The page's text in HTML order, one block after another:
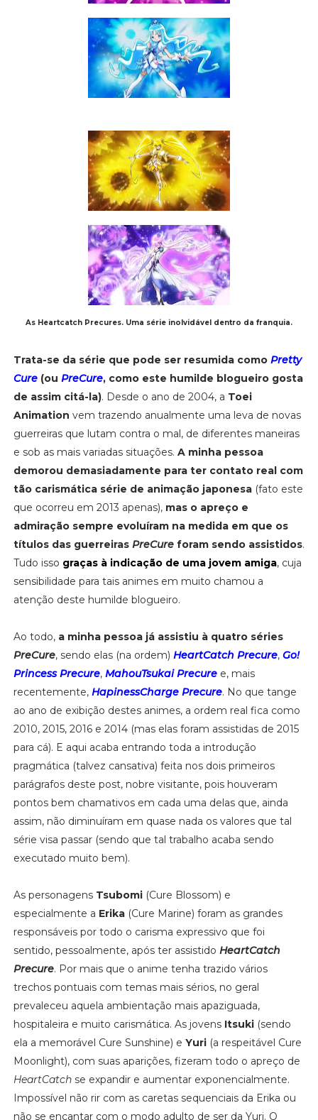
As Heartcatch Precures. Uma série inolvidável dentro da franquia.
Trata-se da série que pode ser resumida como Pretty
Cure(ou PreCure, como este humilde blogueiro gosta
de assim citá-la). Desde o ano de 2004, a Toei
Animation vem trazendo anualmente uma leva de novas
guerreiras que lutam contra o mal, de diferentes maneiras
e sob as mais variadas situações. A minha pessoa
demorou demasiadamente para ter contato real com
tão carismática série de animação japonesa(fato este
que ocorreu em 2013 apenas), mas o apreço e
admiração sempre evoluíram na medida em que os
títulos das guerreiras PreCureforam sendo assistidos.
Tudo isso graças à indicação de uma jovem amiga, cuja
sensibilidade para tais animes em muito chamou a
atenção deste humilde blogueiro.
Ao todo, a minha pessoa já assistiu à quatro séries
PreCure, sendo elas (na ordem) HeartCatch Precure, Go!
Princess Precure, MahouTsukai Precuree, mais
recentemente, HapinessCharge Precure. No que tange
ao ano de exibição destes animes, a ordem real fica como
2010, 2015, 2016 e 2014 (mas elas foram assistidas de 2015
para cá). E aqui acaba entrando toda a introdução
pragmática (talvez cansativa) feita nos dois primeiros
parágrafos deste post, nobre visitante, pois houveram
pontos bem chamativos em cada uma delas que, ainda
assim, não diminuíram em quase nada os valores que tal
série visa passar (sendo que tal trabalho acaba sendo
executado muito bem).
As personagens Tsubomi(Cure Blossom) e
especialmente a Erika(Cure Marine) foram as grandes
responsáveis por todo o carisma expressivo que foi
sentido, pessoalmente, após ter assistido HeartCatch
Precure. Por mais que o anime tenha trazido vários
trechos pontuais com temas mais sérios, no geral
prevaleceu aquela ambientação mais apaziguada,
hospitaleira e muito carismática. As jovens Itsuki(sendo
ela a memorável Cure Sunshine) e Yuri(a respeitável Cure
Moonlight), com suas aparições, fizeram todo o apreço de
HeartCatchse expandir e aumentar exponencialmente.
Impossível não rir com as caretas sequenciais da Erika ou
não se encantar com o modo adulto de ser da Yuri. O